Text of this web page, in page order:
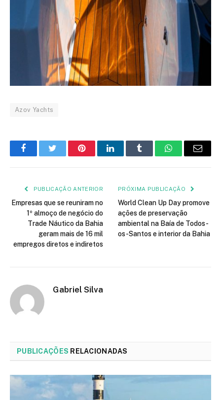
Azov Yachts
FacebookTwitter PinterestLinkedInTumblr WhatsApp
E-
PUBLICAÇÃO ANTERIOR
Empresas que se reuniram no
1º almoço de negócio do
Trade Náutico da Bahia
geram mais de 16 mil
empregos diretos e indiretos
PRÓXIMA PUBLICAÇÃO
World Clean Up Day promove
ações de preservação
ambiental na Baía de Todos-
os-Santos e interior da Bahia
Gabriel Silva
PUBLICAÇÕES RELACIONADAS